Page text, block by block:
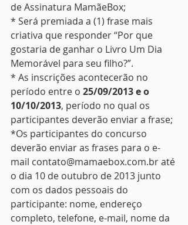
de Assinatura MamãeBox;
* Será premiada a (1) frase mais
criativa que responder “Por que
gostaria de ganhar o Livro Um Dia
Memorável para seu filho?”.
* As inscrições acontecerão no
período entre o 25/09/2013 e o
10/10/2013, período no qual os
participantes deverão enviar a frase;
*Os participantes do concurso
deverão enviar as frases para o e-
mail contato@mamaebox.com.br até
o dia 10 de outubro de 2013 junto
com os dados pessoais do
participante: nome, endereço
completo, telefone, e-mail, nome da